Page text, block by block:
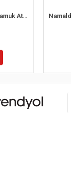
Namaldı 112 Erkek %100 Pamuk Atlet S 6'lı Paket